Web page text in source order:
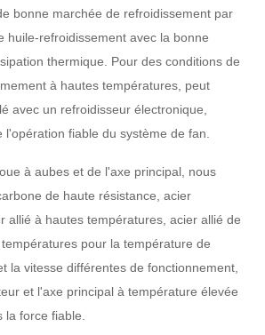
Peut
d'air,
d'air
Q235, Q345,
SS304, SS316,
HG785, DB685…
principal
acier 45# (acier de
construction de
haute résistance
de carbone),
42CrMo, acier
inoxydable…
SÈCHE, SKF, NSK,
ZWZ…
de système, écran protecteur,
bonne marchée de refroidissement par
huile-refroidissement avec la bonne
thermique. Pour des conditions de
à hautes températures, peut
avec un refroidisseur électronique,
l'opération fiable du système de fan.
à aubes et de l'axe principal, nous
de haute résistance, acier
allié à hautes températures, acier allié de
pour la température de
la vitesse différentes de fonctionnement,
et l'axe principal à température élevée
force fiable.